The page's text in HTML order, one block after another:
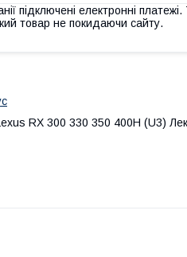
підключені електронні
товар не покидаючи сайту.
RX 300 330 350 400H (U3)